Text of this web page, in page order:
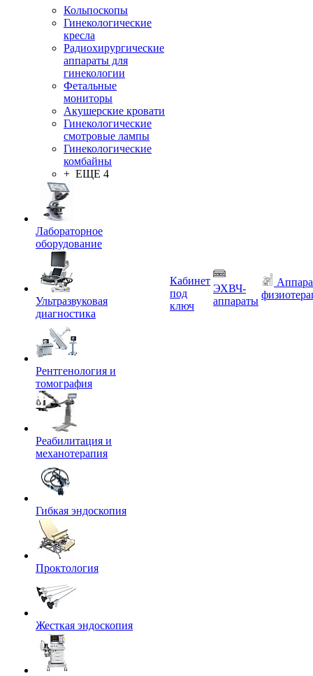
Кольпоскопы
Гинекологические
кресла
Радиохирургические
аппараты для
гинекологии
Фетальные
мониторы
Акушерские кровати
Гинекологические
смотровые лампы
Гинекологические
комбайны
+ ЕЩЕ 4
Лабораторное
оборудование
Ультразвуковая
диагностика
Рентгенология и
томография
Реабилитация и
механотерапия
Гибкая эндоскопия
Проктология
Жесткая эндоскопия
Кабинет
под
ключ
ЭХВЧ-
аппараты